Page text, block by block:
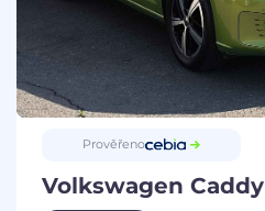
Prověřeno
Volkswagen Caddy